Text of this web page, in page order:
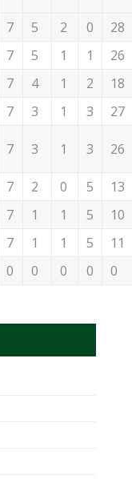
7 5 2 0
28
7 5 1 1
26
7 4 1 2
18
7 3 1 3 27
7 3 1 3 26
7 2 0 5
13
7 1 1 5
10
7 1 1 5
11
0 0 0 0 0